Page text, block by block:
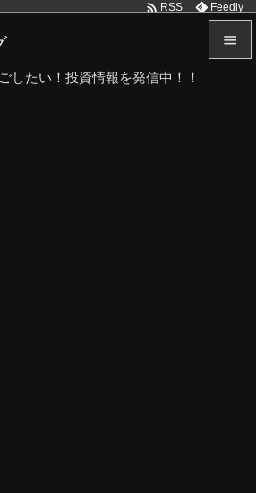
したい！投資情報を発信中！！

 RSS Feedly